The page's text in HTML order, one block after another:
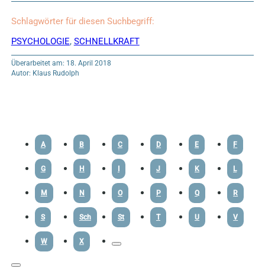
Schlagwörter für diesen Suchbegriff:
PSYCHOLOGIE, SCHNELLKRAFT
Überarbeitet am: 18. April 2018
Autor: Klaus Rudolph
A B C D E F
G H I J K L
M N O P Q R
S Sch St T U V
W X